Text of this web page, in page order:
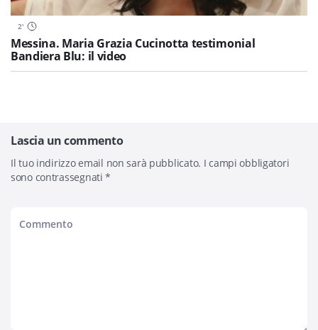
2'
Messina. Maria Grazia Cucinotta testimonial
Bandiera Blu: il video
Lascia un commento
Il tuo indirizzo email non sarà pubblicato. I campi obbligatori
sono contrassegnati*